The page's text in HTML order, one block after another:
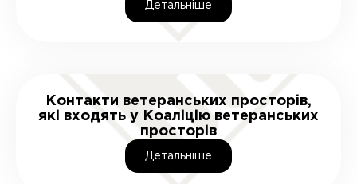
Детальнiше
Контакти ветеранських просторів,
які входять у Коаліцію ветеранських
просторів
Детальнiше